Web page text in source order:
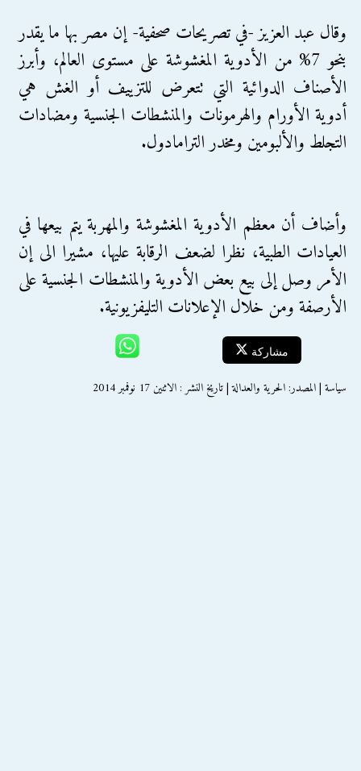
وقال عبد العزيز -في تصريحات صحفية- إن مصر بها ما يقدر
بنحو 7% من الأدوية المغشوشة على مستوى العالم، وأبرز
الأصناف الدوائية التي تتعرض للتزييف أو الغش هي
أدوية الأورام والهرمونات والمنشطات الجنسية ومضادات
التجلط والألبومين ومخدر الترامادول.
وأضاف أن معظم الأدوية المغشوشة والمهربة يتم بيعها في
العيادات الطبية، نظرا لضعف الرقابة عليها، مشيرا الى إن
الأمر وصل إلى بيع بعض الأدوية والمنشطات الجنسية على
الأرصفة ومن خلال الإعلانات التليفزيونية.
مشاركة
سياسة | المصدر: الحرية والعدالة | تاريخ النشر : الاثنين 17 نوفمبر 2014